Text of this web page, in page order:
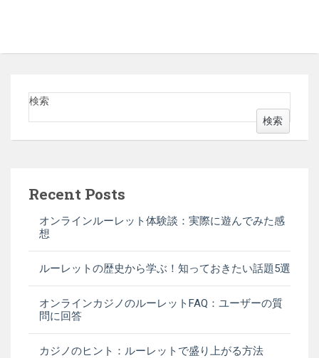
検索
検索
Recent Posts
オンラインルーレット体験談：実際に遊んでみた感
想
ルーレットの歴史から学ぶ！知っておきたい話題5選
オンラインカジノのルーレットFAQ：ユーザーの質
問に回答
カジノのヒント：ルーレットで盛り上がる方法